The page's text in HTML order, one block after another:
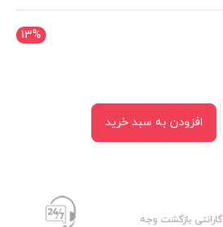
13%
افزودن به سبد خرید
گارانتی بازگشت وجه